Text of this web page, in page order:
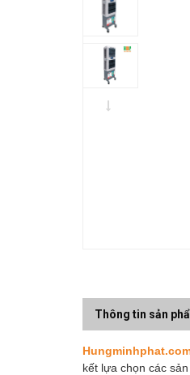
Thông tin sản
kết lựa chọn các